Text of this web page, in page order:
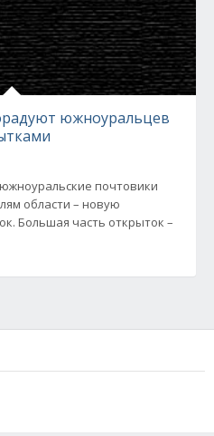
южноуральцев
почтовики
области – новую
Большая часть открыток –